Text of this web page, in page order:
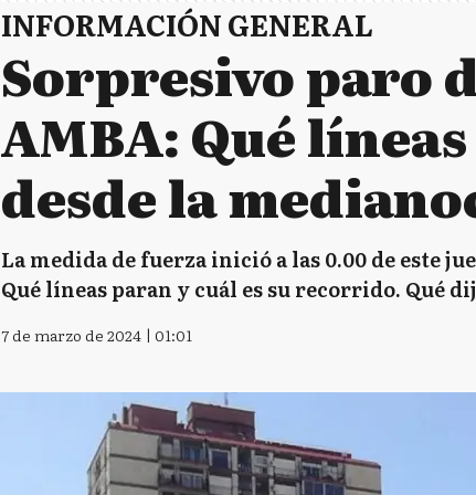
INFORMACIÓN GENERAL
Sorpresivo paro
AMBA: Qué
desde la
La medida de fuerza inició a las 0.00 de este
Qué líneas paran y cuál es su recorrido. Qué
7 de marzo de 2024 | 01:01